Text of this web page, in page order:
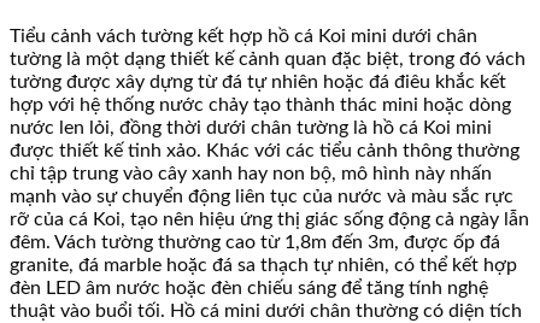
Tiểu cảnh vách tường kết hợp hồ cá Koi mini dưới chân
tường là một dạng thiết kế cảnh quan đặc biệt, trong đó vách
tường được xây dựng từ đá tự nhiên hoặc đá điêu khắc kết
hợp với hệ thống nước chảy tạo thành thác mini hoặc dòng
nước len lỏi, đồng thời dưới chân tường là hồ cá Koi mini
được thiết kế tinh xảo. Khác với các tiểu cảnh thông thường
chỉ tập trung vào cây xanh hay non bộ, mô hình này nhấn
mạnh vào sự chuyển động liên tục của nước và màu sắc rực
rỡ của cá Koi, tạo nên hiệu ứng thị giác sống động cả ngày lẫn
đêm. Vách tường thường cao từ 1,8m đến 3m, được ốp đá
granite, đá marble hoặc đá sa thạch tự nhiên, có thể kết hợp
đèn LED âm nước hoặc đèn chiếu sáng để tăng tính nghệ
thuật vào buổi tối. Hồ cá mini dưới chân thường có diện tích